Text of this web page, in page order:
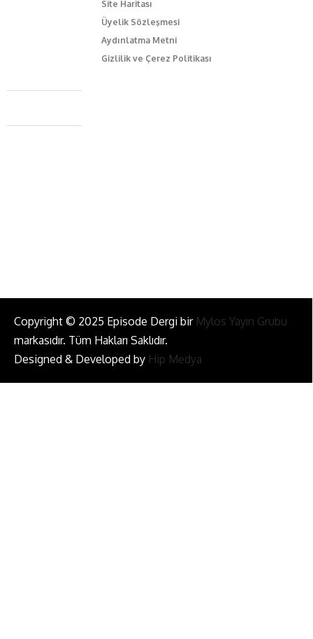
Site Haritası
Üyelik Sözleşmesi
Aydınlatma Metni
Gizlilik ve Çerez Politikası
Caferağa Mah. Dr. Şakir Paşa Sok. No3/A Kadıköy İstanbul
+90 543 345 46 00
Copyright © 2025 Episode Dergi bir Mylos Yayın Grubu
markasıdır. Tüm Hakları Saklıdır.
Designed & Developed by Hip Medya